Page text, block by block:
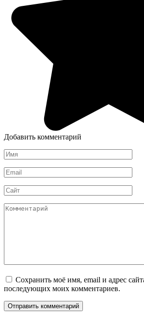
Добавить комментарий
Имя
*
Email
*
Сайт
Комментарий
Сохранить моё имя, email и адрес
последующих моих комментариев.